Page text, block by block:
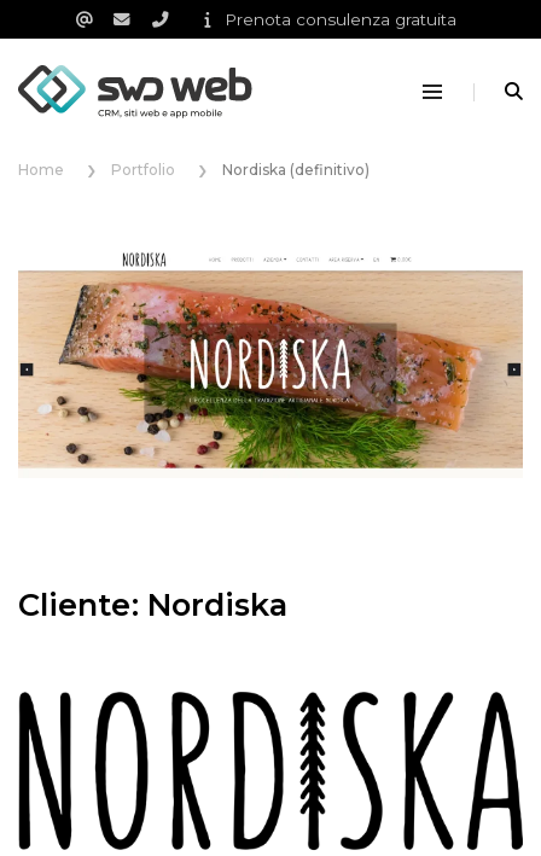
Prenota consulenza gratuita
Home Portfolio Nordiska (definitivo)
Cliente: Nordiska